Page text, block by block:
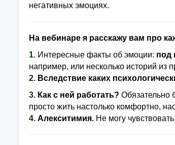
негативных эмоциях.
На вебинаре я расскажу вам про
1. Интересные факты об эмоции: под
например, или несколько историй из
2. Вследствие каких
3. Как с ней работать? Обязательно
просто жить настолько комфортно,
4. Алекситимия. Не могу